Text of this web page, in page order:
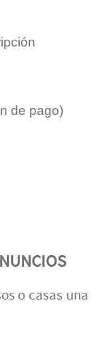
de pago)
o casas una